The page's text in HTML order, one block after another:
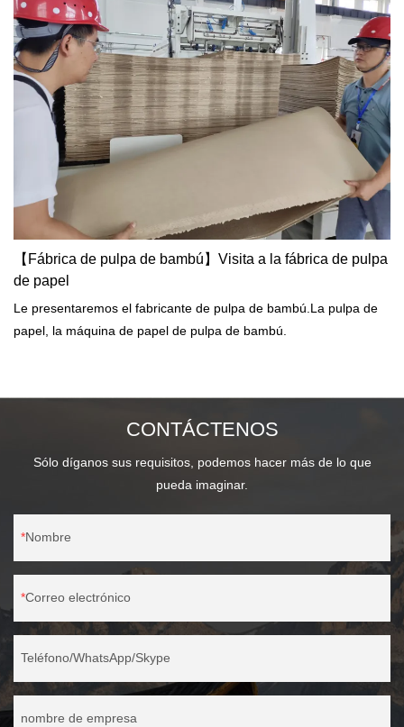
hierba. Fácil calibrado, pulpa de bambú para pulpa de longitud de
fibra media, fina y blanda. El grosor de la pulpa es suelto, el
desgarro es alto y la resistencia a la rotura y la resistencia a la
tracción son bajas. Alta resistencia mecánica. Papel hecho de
pulpa de bambú, blanqueado para hacer papel de impresión
offset, papel para mecanografiar y otros papeles culturales
avanzados, papel sin blanquear para hacer papel de envolver,
【Fábrica de pulpa de bambú】Visita a la fábrica de pulpa
de papel
Le presentaremos el fabricante de pulpa de bambú.La pulpa de
papel, la máquina de papel de pulpa de bambú.
CONTÁCTENOS
Sólo díganos sus requisitos, podemos hacer más de lo que
pueda imaginar.
Nombre
Correo electrónico
Teléfono/WhatsApp/Skype
nombre de empresa